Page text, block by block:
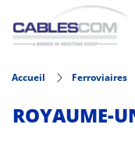
Aller au contenu
Accueil Ferroviaires
ROYAUME-